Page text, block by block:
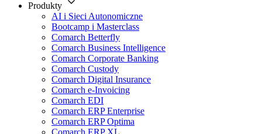
Produkty
AI i Sieci Autonomiczne
Bootcamp i Masterclass
Comarch Betterfly
Comarch Business Intelligence
Comarch Corporate Banking
Comarch Custody
Comarch Digital Insurance
Comarch e-Invoicing
Comarch EDI
Comarch ERP Enterprise
Comarch ERP Optima
Comarch ERP XL